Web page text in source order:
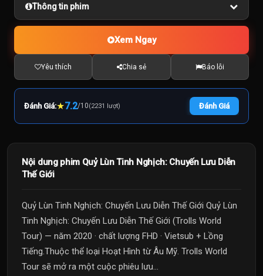
Thông tin phim
Xem Ngay
Yêu thích Chia sẻ Báo lỗi
Đánh Giá:★7.2/10(2231 lượt) Đánh Giá
Nội dung phim Quỷ Lùn Tinh Nghịch: Chuyến Lưu Diễn
Thế Giới
Quỷ Lùn Tinh Nghịch: Chuyến Lưu Diễn Thế Giới Quỷ Lùn
Tinh Nghịch: Chuyến Lưu Diễn Thế Giới (Trolls World
Tour) — năm 2020 · chất lượng FHD · Vietsub + Lồng
Tiếng.Thuộc thể loại Hoạt Hình từ Âu Mỹ. Trolls World
Tour sẽ mở ra một cuộc phiêu lưu...